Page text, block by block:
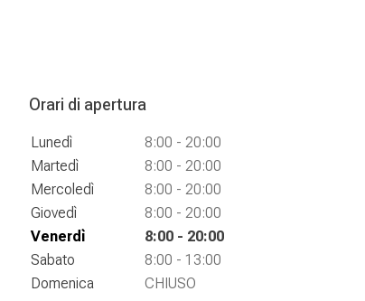
Orari di apertura
Lunedì
8:00 - 20:00
Martedì
8:00 - 20:00
Mercoledì
8:00 - 20:00
Giovedì
8:00 - 20:00
Venerdì
8:00 - 20:00
Sabato
8:00 - 13:00
Domenica
CHIUSO